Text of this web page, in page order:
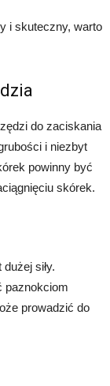
i skuteczny, warto
do zaciskania
i niezbyt
powinny być
skórek.
siły.
paznokciom
prowadzić do